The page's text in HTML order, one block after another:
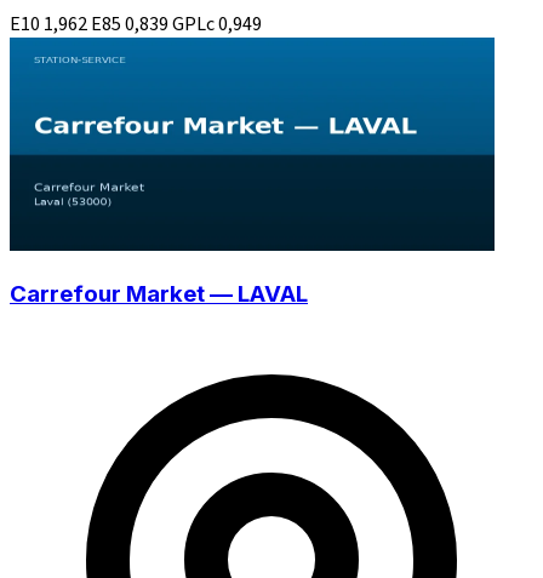
E10 1,962E850,839GPLc0,949
Carrefour Market — LAVAL